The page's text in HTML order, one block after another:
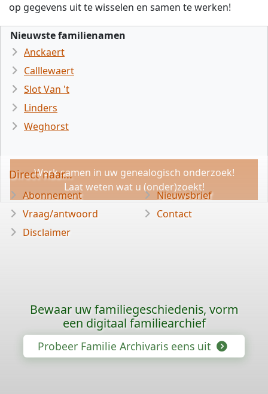
op gegevens uit te wisselen en samen te werken!
Nieuwste familienamen
Anckaert
Calllewaert
Slot Van 't
Linders
Weghorst
Werk samen in uw genealogisch onderzoek!
Laat weten wat u (onder)zoekt!
Direct naar...
Abonnement
Vraag/antwoord
Disclaimer
Nieuwsbrief
Contact
Bewaar uw familiegeschiedenis, vorm
een digitaal familiearchief
Probeer Familie Archivaris eens uit